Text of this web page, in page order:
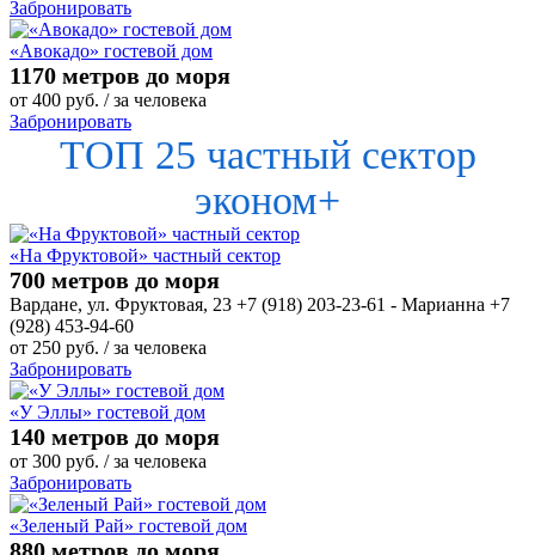
Забронировать
«Авокадо» гостевой дом
1170 метров до моря
от 400 руб. / за человека
Забронировать
ТОП 25 частный сектор
эконом+
«На Фруктовой» частный сектор
700 метров до моря
Вардане, ул. Фруктовая, 23 +7 (918) 203-23-61 - Марианна +7
(928) 453-94-60
от 250 руб. / за человека
Забронировать
«У Эллы» гостевой дом
140 метров до моря
от 300 руб. / за человека
Забронировать
«Зеленый Рай» гостевой дом